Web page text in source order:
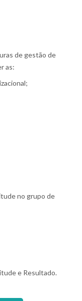
de gestão de
as:
no grupo de
e Resultado.